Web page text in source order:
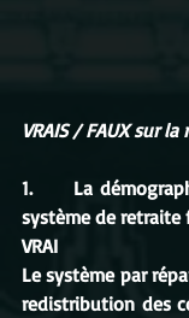
VRAIS / FAUX sur
1.     La
système de retraite
VRAI
Le système par
redistribution des